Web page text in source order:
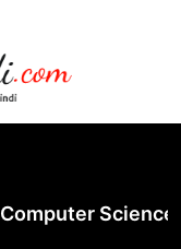
Computer Science